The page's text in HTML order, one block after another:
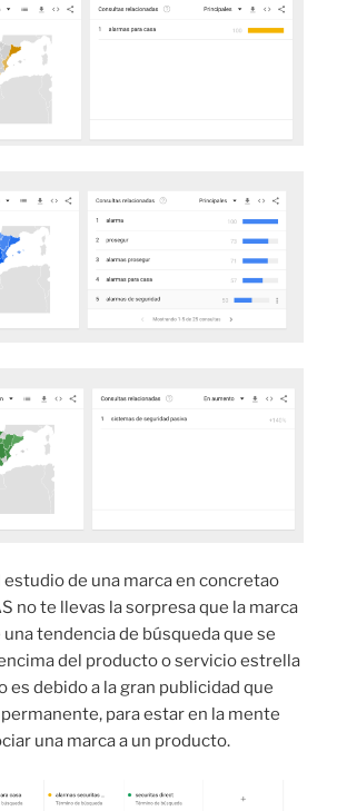
estudio de una marca en concretao
no te llevas la sorpresa que la marca
tendencia de búsqueda que se
del producto o servicio estrella
es debido a la gran publicidad que
para estar en la mente
una marca a un producto.